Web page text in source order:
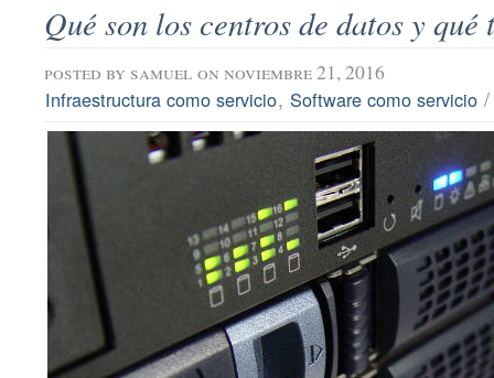
Qué son los centros de datos y qué
posted by samuel on noviembre 21, 2016
Infraestructura como servicio, Software como servicio